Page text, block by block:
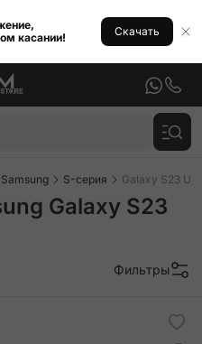
касании!
Скачать
Samsung S-серия Galaxy S23
Galaxy S23
Фильтры